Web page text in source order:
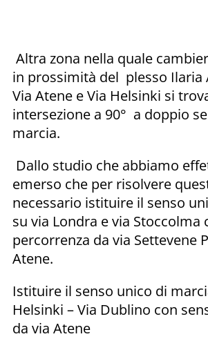
Altra zona nella quale
in prossimità del plesso Ilaria
Via Atene e Via Helsinki si
intersezione a 90° a doppio
marcia.
Dallo studio che abbiamo
emerso che per risolvere
necessario istituire il senso
su via Londra e via Stoccolma
percorrenza da via Settevene
Atene.
Istituire il senso unico di
Helsinki – Via Dublino con
da via Atene